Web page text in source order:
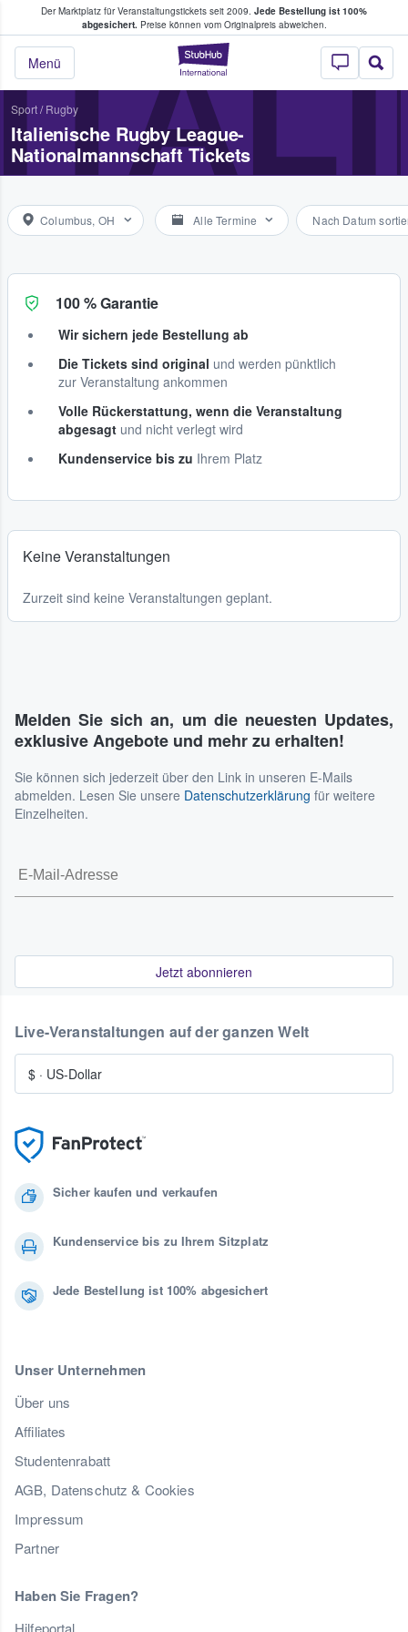
Der Marktplatz für Veranstaltungstickets seit 2009. Jede Bestellung ist 100%
abgesichert.Preise können vom Originalpreis abweichen.
StubHub - Wo
Menü
Tickets kaufen & verkaufen
Sport/ Rugby
Italienische Rugby League-
Nationalmannschaft Tickets
Columbus, OH Alle Termine Nach Datum
100 % Garantie
Wir sichern jede Bestellung ab
Die Tickets sind original und werden pünktlich
zur Veranstaltung ankommen
Volle Rückerstattung, wenn die Veranstaltung
abgesagt und nicht verlegt wird
Kundenservice bis zu Ihrem Platz
Keine Veranstaltungen
Zurzeit sind keine Veranstaltungen geplant.
Melden Sie sich an, um die neuesten Updates,
exklusive Angebote und mehr zu erhalten!
Sie können sich jederzeit über den Link in unseren E-Mails
abmelden. Lesen Sie unsere Datenschutzerklärung für weitere
Einzelheiten.
Jetzt abonnieren
Sicher kaufen und verkaufen
Kundenservice bis zu Ihrem Sitzplatz
Jede Bestellung ist 100% abgesichert
Unser Unternehmen
Über uns
Affiliates
Studentenrabatt
AGB, Datenschutz & Cookies
Impressum
Partner
Haben Sie Fragen?
Hilfeportal
Live-Veranstaltungen auf der ganzen Welt
$ · US-Dollar